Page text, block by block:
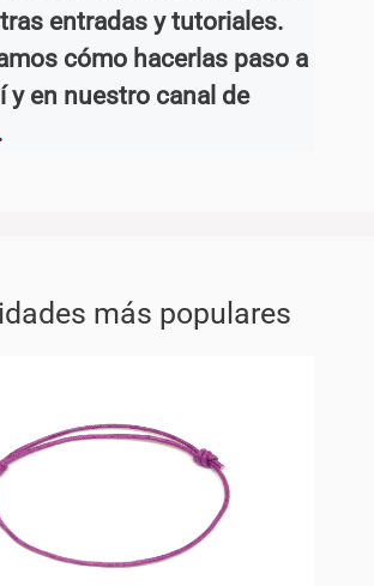
entradas y tutoriales.
cómo hacerlas paso a
y en nuestro canal de
más populares